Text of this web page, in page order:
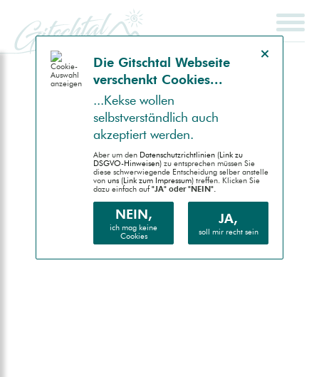
SCHNELLSUCHE
ENDGERÄT
Handheld (PDA)
Barrierefrei (AA)
Die Gitsch­tal Web­seite
ver­schenkt Coo­kies...
...Kek­se wollen
selbst­ver­ständlich auch
akzep­tiert werden.
Aber um den Daten­schutz­richtlinien (Link zu
DSGVO-Hinweisen) zu entsprechen müssen Sie
diese schwer­wiegende Entscheidung selber anstelle
von uns (Link zum Impressum) treffen. Klicken Sie
dazu einfach auf"JA" oder "NEIN".
NEIN,
ich mag keine
Cookies
JA,
soll mir recht sein